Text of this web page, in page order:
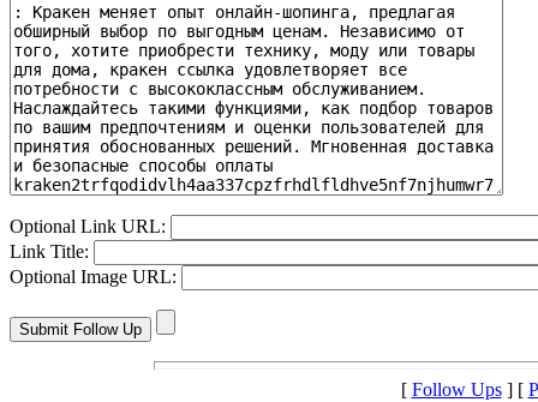
Optional Link URL:
Link Title:
Optional Image URL:
[ Follow Ups] [